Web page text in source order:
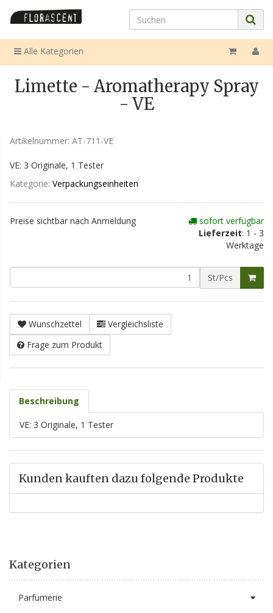
Alle Kategorien
Limette - Aromatherapy Spray
- VE
Artikelnummer: AT-711-VE
VE: 3 Originale, 1 Tester
Kategorie: Verpackungseinheiten
Preise sichtbar nach Anmeldung
sofort verfügbar
Lieferzeit: 1 - 3
Werktage
St/Pcs
Wunschzettel
Vergleichsliste
Frage zum Produkt
Beschreibung
VE: 3 Originale, 1 Tester
Kunden kauften dazu folgende Produkte
Kategorien
Parfumerie